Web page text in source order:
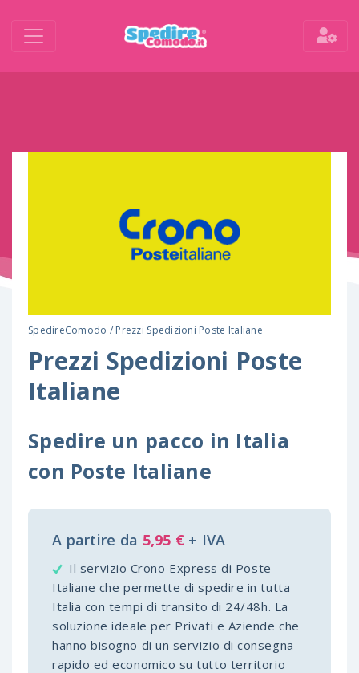
SpedireComodo / Prezzi Spedizioni Poste Italiane
Prezzi Spedizioni Poste
Italiane
Spedire un pacco in Italia
con Poste Italiane
A partire da 5,95 € + IVA
Il servizio Crono Express di Poste
Italiane che permette di spedire in tutta
Italia con tempi di transito di 24/48h. La
soluzione ideale per Privati e Aziende che
hanno bisogno di un servizio di consegna
rapido ed economico su tutto territorio